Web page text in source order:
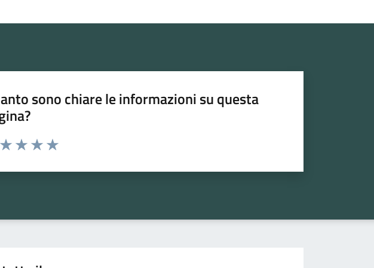
sono chiare le informazioni su questa
da 1 a 5 stelle la pagina